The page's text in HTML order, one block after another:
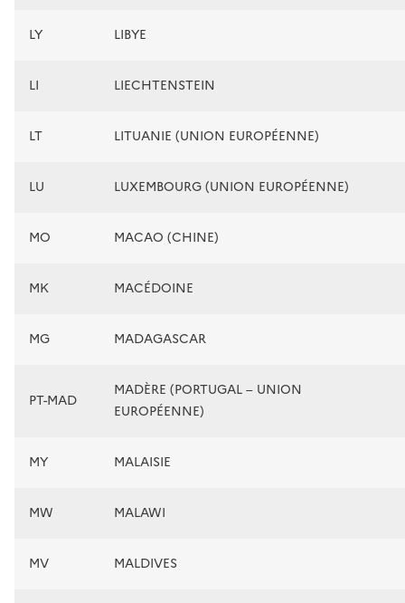
LY LIBYE
LI LIECHTENSTEIN
LT LITUANIE (UNION EUROPÉENNE)
LU LUXEMBOURG (UNION EUROPÉENNE)
MO MACAO (CHINE)
MK MACÉDOINE
MG MADAGASCAR
PT-MAD
MADÈRE (PORTUGAL – UNION
EUROPÉENNE)
MY MALAISIE
MW MALAWI
MV MALDIVES